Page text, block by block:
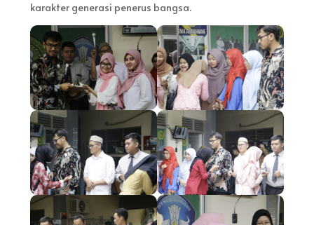
karakter generasi penerus bangsa.